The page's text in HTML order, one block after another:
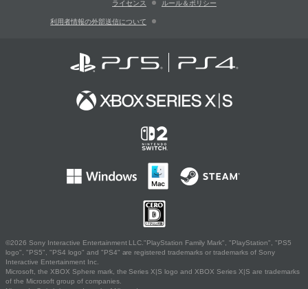
ライセンス ルール＆ポリシー
利用者情報の外部送信について
©2026 Sony Interactive Entertainment LLC."PlayStation Family Mark", "PlayStation", "PS5
logo", "PS5", "PS4 logo" and "PS4" are registered trademarks or trademarks of Sony
Interactive Entertainment Inc.
Microsoft, the XBOX Sphere mark, the Series X|S logo and XBOX Series X|S are trademarks
of the Microsoft group of companies.